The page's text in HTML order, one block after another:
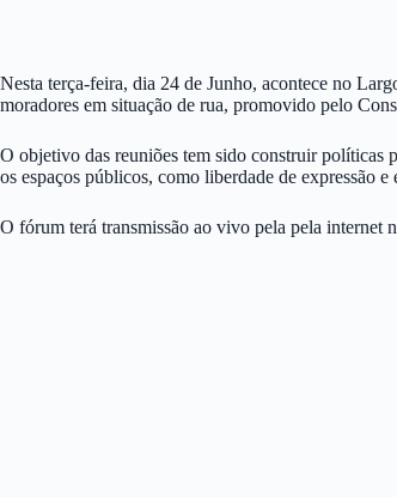
Nesta terça-feira, dia 24 de Junho, acontece no
moradores em situação de rua, promovido pelo
O objetivo das reuniões tem sido construir políticas
os espaços públicos, como liberdade de expressão e
O fórum terá transmissão ao vivo pela pela internet